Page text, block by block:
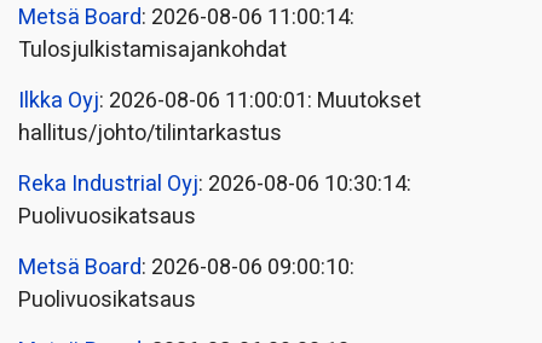
Metsä Board: 2026-08-06 11:00:14:
Tulosjulkistamisajankohdat
Ilkka Oyj: 2026-08-06 11:00:01: Muutokset
hallitus/johto/tilintarkastus
Reka Industrial Oyj: 2026-08-06 10:30:14:
Puolivuosikatsaus
Metsä Board: 2026-08-06 09:00:10:
Puolivuosikatsaus